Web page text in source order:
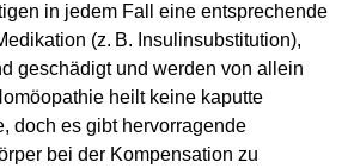
in jedem Fall eine entsprechende
(z. B. Insulinsubstitution),
geschädigt und werden von allein
heilt keine kaputte
doch es gibt hervorragende
bei der Kompensation zu